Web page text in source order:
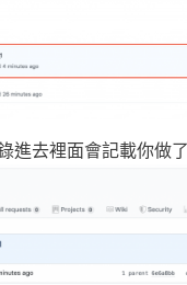
進去裡面會記載你做